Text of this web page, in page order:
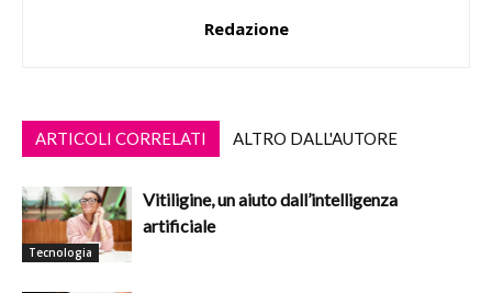
Redazione
ARTICOLI CORRELATI ALTRO DALL'AUTORE
Tecnologia
Vitiligine, un aiuto dall’intelligenza
artificiale